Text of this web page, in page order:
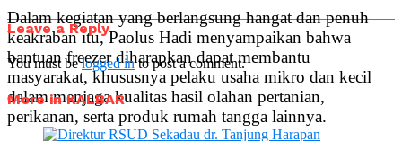
Dalam kegiatan yang berlangsung hangat dan penuh
keakraban itu, Paolus Hadi menyampaikan bahwa
bantuan freezer diharapkan dapat membantu
masyarakat, khususnya pelaku usaha mikro dan kecil
dalam menjaga kualitas hasil olahan pertanian,
perikanan, serta produk rumah tangga lainnya.
Leave a Reply
You must belogged into post a comment.
More in KALBAR